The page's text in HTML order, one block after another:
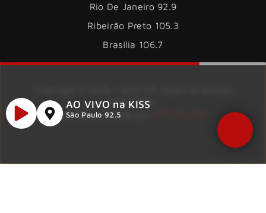
Rio De Janeiro 92.9
Ribeirão Preto 105.3
Brasília 106.7
reservados.
Site desenvolvido por
AO VIVO na KISS
São Paulo 92.5